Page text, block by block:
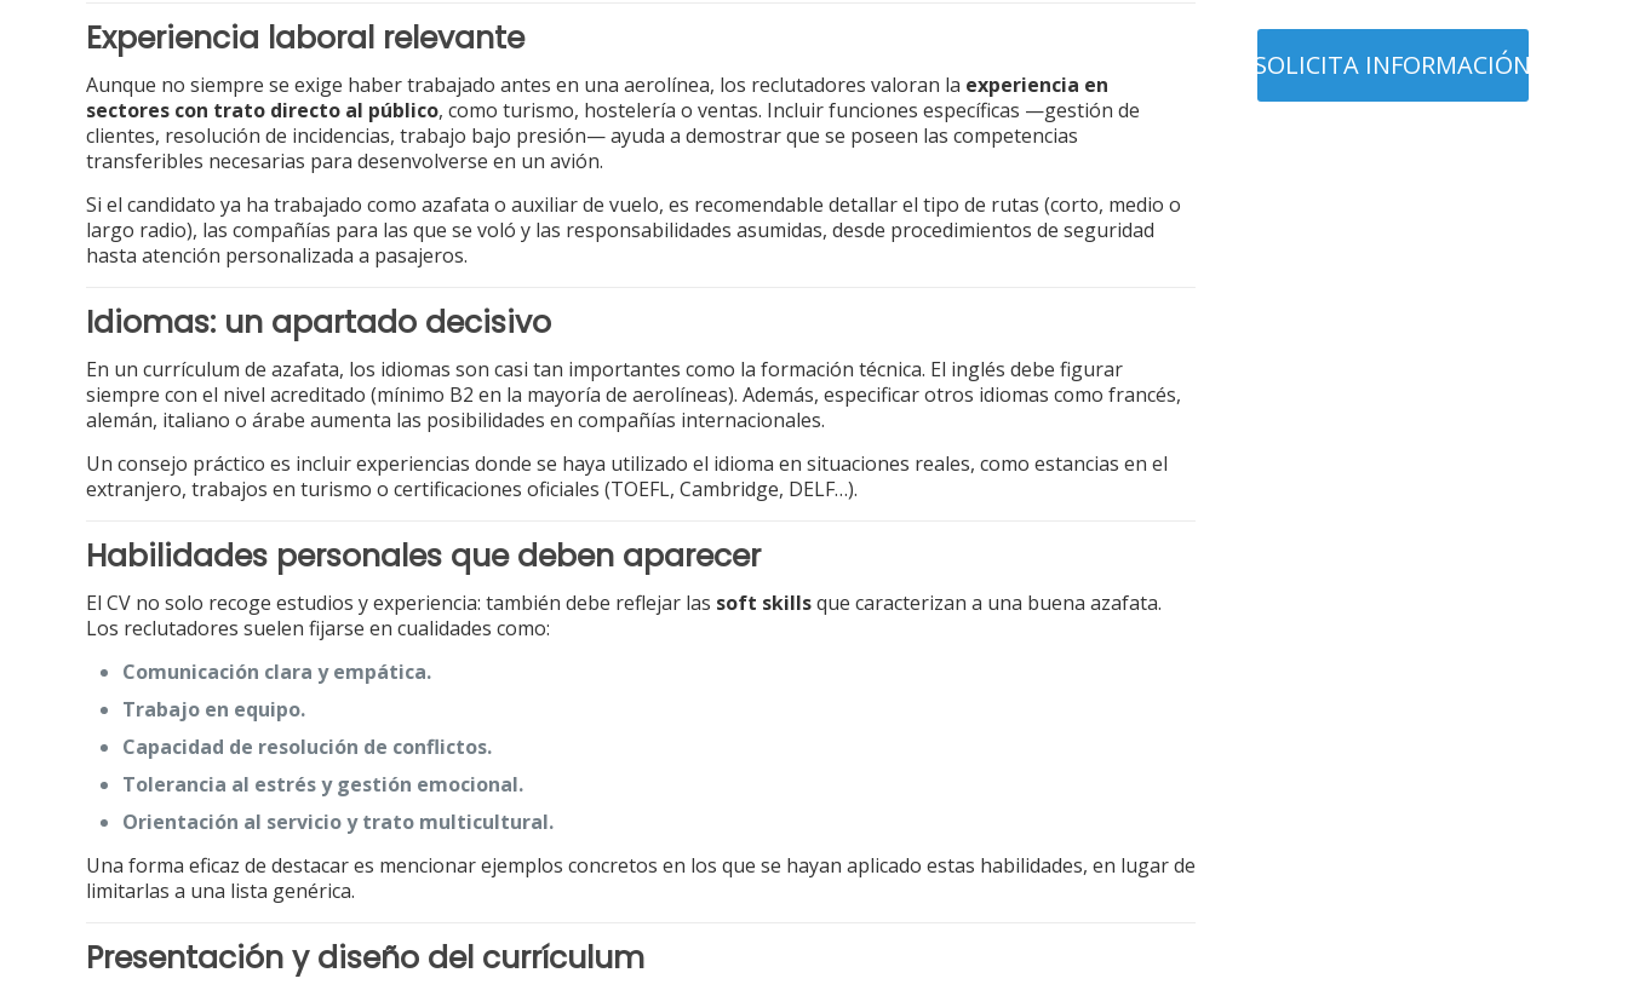
Experiencia laboral relevante
Aunque no siempre se exige haber trabajado antes en una aerolínea, los reclutadores valoran la experiencia en
sectores con trato directo al público, como turismo, hostelería o ventas. Incluir funciones específicas —gestión de
clientes, resolución de incidencias, trabajo bajo presión— ayuda a demostrar que se poseen las competencias
transferibles necesarias para desenvolverse en un avión.
Si el candidato ya ha trabajado como azafata o auxiliar de vuelo, es recomendable detallar el tipo de rutas (corto, medio o
largo radio), las compañías para las que se voló y las responsabilidades asumidas, desde procedimientos de seguridad
hasta atención personalizada a pasajeros.
Idiomas: un apartado decisivo
En un currículum de azafata, los idiomas son casi tan importantes como la formación técnica. El inglés debe figurar
siempre con el nivel acreditado (mínimo B2 en la mayoría de aerolíneas). Además, especificar otros idiomas como francés,
alemán, italiano o árabe aumenta las posibilidades en compañías internacionales.
Un consejo práctico es incluir experiencias donde se haya utilizado el idioma en situaciones reales, como estancias en el
extranjero, trabajos en turismo o certificaciones oficiales (TOEFL, Cambridge, DELF…).
Habilidades personales que deben aparecer
El CV no solo recoge estudios y experiencia: también debe reflejar las soft skillsque caracterizan a una buena azafata.
Los reclutadores suelen fijarse en cualidades como:
Comunicación clara y empática.
Trabajo en equipo.
Capacidad de resolución de conflictos.
Tolerancia al estrés y gestión emocional.
Orientación al servicio y trato multicultural.
Una forma eficaz de destacar es mencionar ejemplos concretos en los que se hayan aplicado estas habilidades, en lugar de
limitarlas a una lista genérica.
Presentación y diseño del currículum